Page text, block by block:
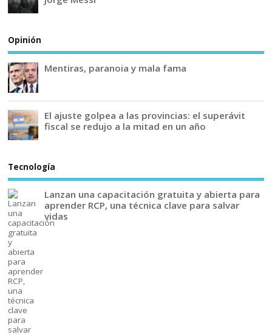
Opinión
Mentiras, paranoia y mala fama
El ajuste golpea a las provincias: el superávit
fiscal se redujo a la mitad en un año
Tecnología
Lanzan una capacitación gratuita y abierta para
aprender RCP, una técnica clave para salvar
vidas